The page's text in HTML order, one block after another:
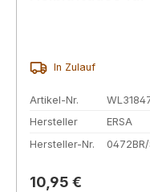
In Zulauf
Artikel-Nr.
Hersteller
ERSA
Hersteller-Nr.
0472BR/
Regulärer Preis:
10,95 €